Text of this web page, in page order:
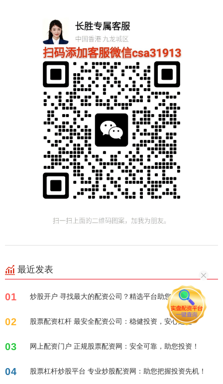
最近发表
01 炒股开户 寻找最大的配资公司？精选平台助您投资！
02 股票配资杠杆 最安全配资公司：稳健投资，安心之选
03 网上配资门户 正规股票配资网：安全可靠，助您投资！
04 股票杠杆炒股平台 专业炒股配资网：助您把握投资先机！